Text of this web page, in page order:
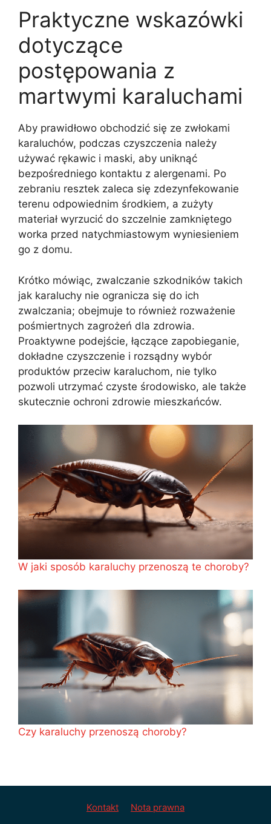
Praktyczne wskazówki
dotyczące
postępowania z
martwymi karaluchami
Aby prawidłowo obchodzić się ze zwłokami
karaluchów, podczas czyszczenia należy
używać rękawic i maski, aby uniknąć
bezpośredniego kontaktu z alergenami. Po
zebraniu resztek zaleca się zdezynfekowanie
terenu odpowiednim środkiem, a zużyty
materiał wyrzucić do szczelnie zamkniętego
worka przed natychmiastowym wyniesieniem
go z domu.
Krótko mówiąc, zwalczanie szkodników takich
jak karaluchy nie ogranicza się do ich
zwalczania; obejmuje to również rozważenie
pośmiertnych zagrożeń dla zdrowia.
Proaktywne podejście, łączące zapobieganie,
dokładne czyszczenie i rozsądny wybór
produktów przeciw karaluchom, nie tylko
pozwoli utrzymać czyste środowisko, ale także
skutecznie ochroni zdrowie mieszkańców.
W jaki sposób karaluchy przenoszą te choroby?
Czy karaluchy przenoszą choroby?
Kontakt
Nota prawna